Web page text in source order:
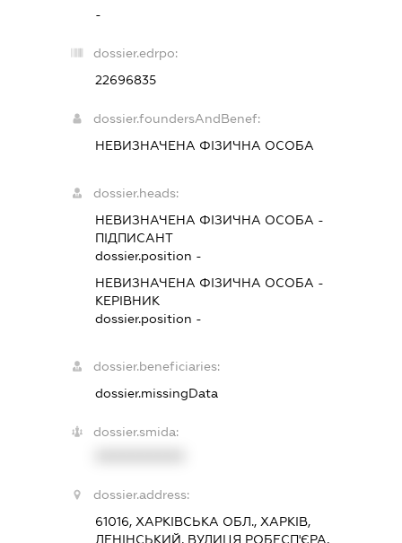
-
dossier.edrpo:
22696835
dossier.foundersAndBenef:
НЕВИЗНАЧЕНА ФІЗИЧНА ОСОБА
dossier.heads:
НЕВИЗНАЧЕНА ФІЗИЧНА ОСОБА -
ПІДПИСАНТ
dossier.position -
НЕВИЗНАЧЕНА ФІЗИЧНА ОСОБА -
КЕРІВНИК
dossier.position -
dossier.beneficiaries:
dossier.missingData
dossier.smida:
dossier.address:
61016, ХАРКІВСЬКА ОБЛ., ХАРКІВ,
ЛЕНІНСЬКИЙ, ВУЛИЦЯ РОБЕСП'ЄРА,